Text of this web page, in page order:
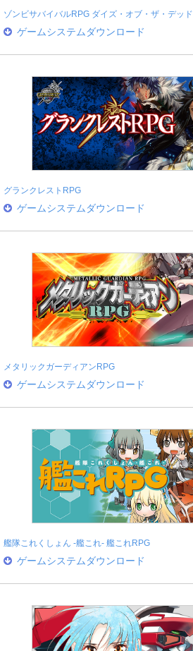
ゾンビサバイバルRPG ダイズ・オブ・ザ・デッド
ゲームシステムダウンロード
グランクレストRPG
ゲームシステムダウンロード
メタリックガーディアンRPG
ゲームシステムダウンロード
艦隊これくしょん -艦これ- 艦これRPG
ゲームシステムダウンロード